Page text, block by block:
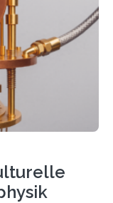
Durchbruch:
wurde
dass sich